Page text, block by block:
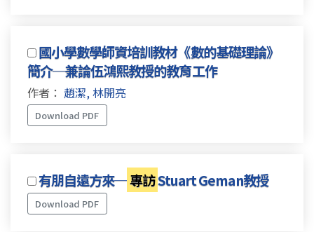
國小學數學師資培訓教材《數的基礎理論》
簡介─兼論伍鴻熙教授的教育工作
作者： 趙潔, 林開亮
Download PDF
有朋自遠方來─專訪Stuart Geman教授
Download PDF